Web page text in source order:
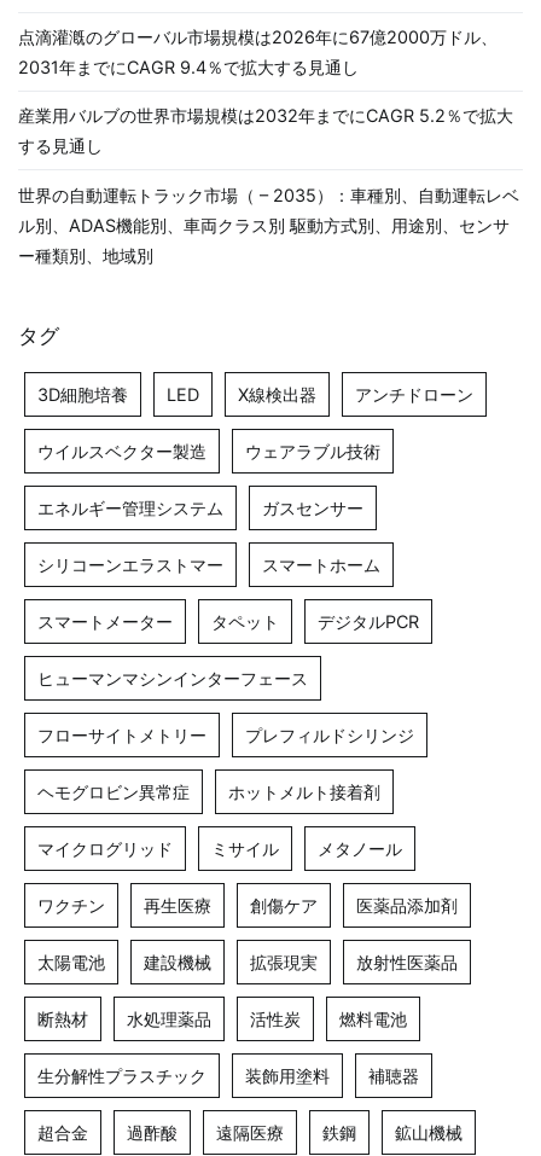
点滴灌漑のグローバル市場規模は2026年に67億2000万ドル、
2031年までにCAGR 9.4％で拡大する見通し
産業用バルブの世界市場規模は2032年までにCAGR 5.2％で拡大
する見通し
世界の自動運転トラック市場（ – 2035）：車種別、自動運転レベ
ル別、ADAS機能別、車両クラス別 駆動方式別、用途別、センサ
ー種類別、地域別
タグ
3D細胞培養 LED X線検出器 アンチドローン
ウイルスベクター製造 ウェアラブル技術
エネルギー管理システム ガスセンサー
シリコーンエラストマー スマートホーム
スマートメーター タペット デジタルPCR
ヒューマンマシンインターフェース
フローサイトメトリー プレフィルドシリンジ
ヘモグロビン異常症 ホットメルト接着剤
マイクログリッド ミサイル メタノール
ワクチン 再生医療 創傷ケア 医薬品添加剤
太陽電池 建設機械 拡張現実 放射性医薬品
断熱材 水処理薬品 活性炭 燃料電池
生分解性プラスチック 装飾用塗料 補聴器
超合金 過酢酸 遠隔医療 鉄鋼 鉱山機械